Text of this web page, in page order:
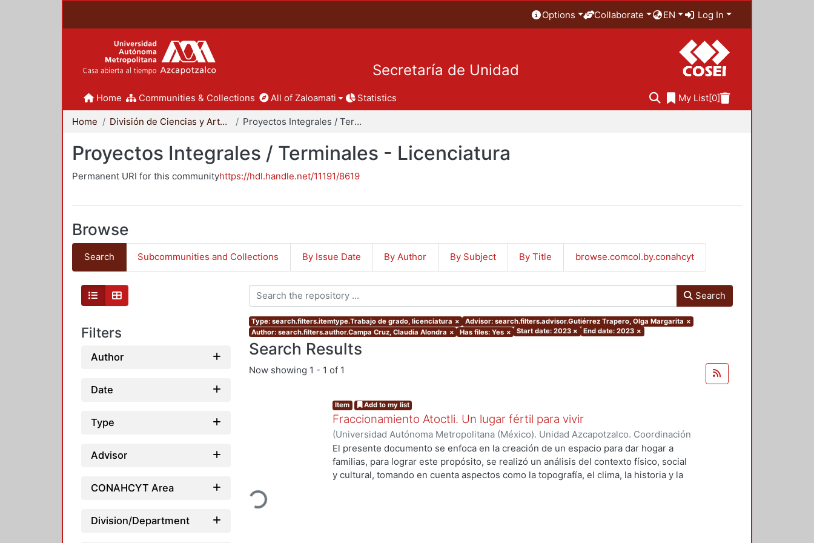
Options Collaborate EN Log In
Secretaría de Unidad
Home Communities & Collections All of Zaloamati Statistics My List[0]
Home División de Ciencias y Artes para el Diseño Proyectos Integrales / Terminales - Licenciatura
Proyectos Integrales / Terminales - Licenciatura
Permanent URI for this communityhttps://hdl.handle.net/11191/8619
Browse
Search Subcommunities and Collections By Issue Date By Author By Subject By Title browse.comcol.by.conahcyt
Filters
Author
Date
Type
Advisor
CONAHCYT Area
Division/Department
Search
Type: search.filters.itemtype.Trabajo de grado, licenciatura × Advisor: search.filters.advisor.Gutiérrez Trapero, Olga Margarita ×
Author: search.filters.author.Campa Cruz, Claudia Alondra × Has files: Yes × Start date: 2023 × End date: 2023 ×
Search Results
Now showing 1 - 1 of 1
Loading...
Item Add to my list
Fraccionamiento Atoctli. Un lugar fértil para vivir
(Universidad Autónoma Metropolitana (México). Unidad Azcapotzalco. Coordinación
de Servicios de Información.,2023-06-30)Campa Cruz, Claudia Alondra;Arce
Lozada, Jazmín Adriana; Chávez Jiménez, Marisol
El presente documento se enfoca en la creación de un espacio para dar hogar a
familias, para lograr este propósito, se realizó un análisis del contexto físico, social
y cultural, tomando en cuenta aspectos como la topografía, el clima, la historia y la